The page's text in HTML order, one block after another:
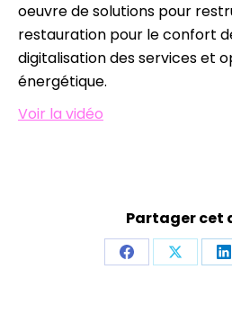
oeuvre de solutions pour
restauration pour le confort
digitalisation des services et
énergétique.
Voir la vidéo
Partager cet
Share Share